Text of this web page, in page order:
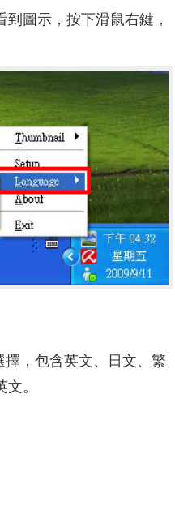
圖示，按下滑鼠右鍵，
，包含英文、日文、繁
。